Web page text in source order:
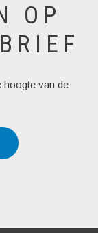
OP
hoogte van de